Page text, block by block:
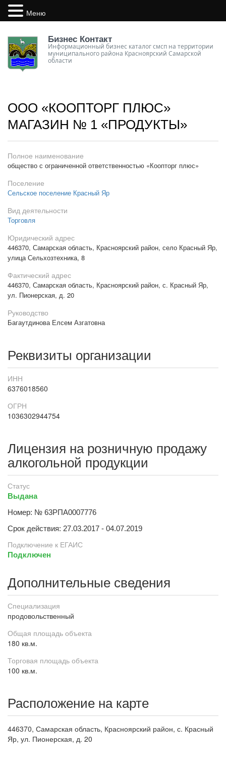
Бизнес Контакт
Информационный бизнес каталог смсп на территории
муниципального района Красноярский Самарской
области
ООО «КООПТОРГ ПЛЮС»
МАГАЗИН № 1 «ПРОДУКТЫ»
Полное наименование
общество с ограниченной ответственностью «Коопторг плюс»
Поселение
Сельское поселение Красный Яр
Вид деятельности
Торговля
Юридический адрес
446370, Самарская область, Красноярский район, село Красный Яр,
улица Сельхозтехника, 8
Фактический адрес
446370, Самарская область, Красноярский район, с. Красный Яр,
ул. Пионерская, д. 20
Руководство
Багаутдинова Елсем Азгатовна
Реквизиты организации
ИНН
6376018560
ОГРН
1036302944754
Лицензия на розничную продажу
алкогольной продукции
Статус
Выдана
Номер: № 63РПА0007776
Срок действия: 27.03.2017 - 04.07.2019
Подключение к ЕГАИС
Подключен
Дополнительные сведения
Специализация
продовольственный
Общая площадь объекта
180 кв.м.
Торговая площадь объекта
100 кв.м.
Расположение на карте
446370, Самарская область, Красноярский район, с. Красный
Яр, ул. Пионерская, д. 20
Меню